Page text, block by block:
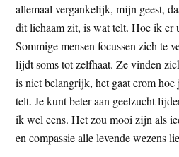
allemaal vergankelijk, mijn geest,
dit lichaam zit, is wat telt. Hoe ik er
Sommige mensen focussen zich te
lijdt soms tot zelfhaat. Ze vinden
is niet belangrijk, het gaat erom
telt. Je kunt beter aan geelzucht
ik wel eens. Het zou mooi zijn als
en compassie alle levende wezens